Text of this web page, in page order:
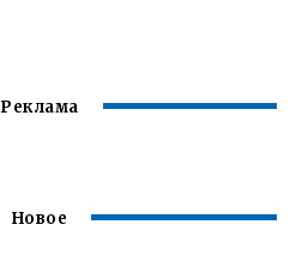
Реклама
Новое